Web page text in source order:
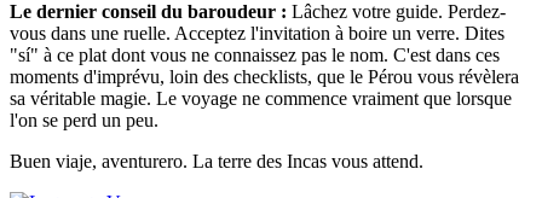
Le dernier conseil du baroudeur : Lâchez votre guide. Perdez-
vous dans une ruelle. Acceptez l'invitation à boire un verre. Dites
"sí" à ce plat dont vous ne connaissez pas le nom. C'est dans ces
moments d'imprévu, loin des checklists, que le Pérou vous révèlera
sa véritable magie. Le voyage ne commence vraiment que lorsque
l'on se perd un peu.
Buen viaje, aventurero. La terre des Incas vous attend.